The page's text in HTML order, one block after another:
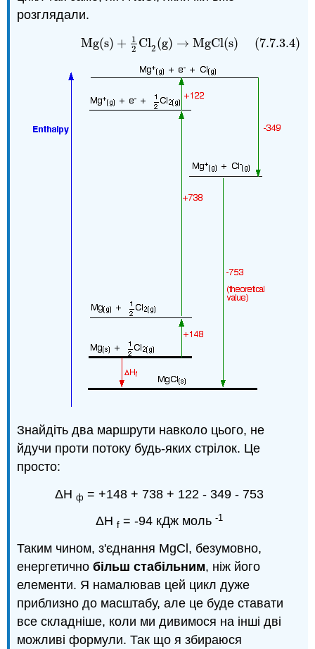
розглядали.
Mg(s) + 1
2 Cl2(g) → MgCl(s) (7.7.3.4)
(7.7.3.4)Mg (s)+12Cl 2(g)→MgCl
Знайдіть два маршрути навколо цього, не
йдучи проти потоку будь-яких стрілок. Це
просто:
ΔН ф = +148 + 738 + 122 - 349 - 753
ΔH f= -94 кДж моль -1
Таким чином, з'єднання MgCl, безумовно,
енергетичнобільш стабільним, ніж його
елементи. Я намалював цей цикл дуже
приблизно до масштабу, але це буде ставати
все складніше, коли ми дивимося на інші дві
можливі формули. Так що я збираюся